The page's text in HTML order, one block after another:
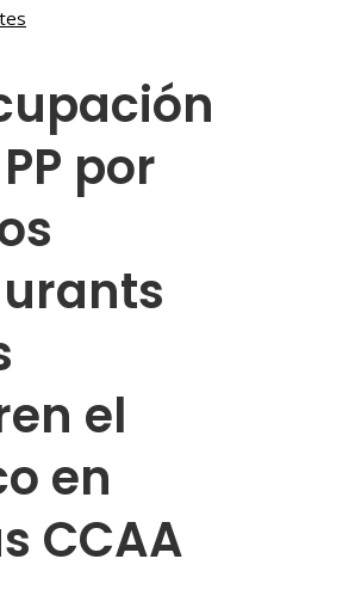
por
el
en
CCAA